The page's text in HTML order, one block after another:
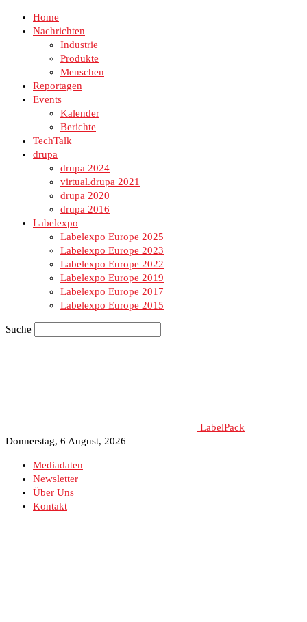
Home
Nachrichten
Industrie
Produkte
Menschen
Reportagen
Events
Kalender
Berichte
TechTalk
drupa
drupa 2024
virtual.drupa 2021
drupa 2020
drupa 2016
Labelexpo
Labelexpo Europe 2025
Labelexpo Europe 2023
Labelexpo Europe 2022
Labelexpo Europe 2019
Labelexpo Europe 2017
Labelexpo Europe 2015
Suche
LabelPack
Donnerstag, 6 August, 2026
Mediadaten
Newsletter
Über Uns
Kontakt